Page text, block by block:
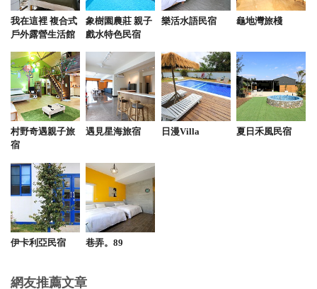
曾家小棧的料理水準很高，CP值不錯，是家庭聚餐或
多人合菜的絕佳選擇！ ​ 戶外停車場還有小動物可以看
2025-11-10 23:50:42
中午收客只到14:00前，老皮嫩肉要趁熱吃，但要小心
汁，涼拌過貓冰涼鮮嫩脆口，整體來說是好吃的。
2025-10-26 14:46:45
很有效率詢問是否接受併桌後， 就寫了菜單等待入
我在這裡 複合式
戶外露營生活館
象樹園農莊 親子
戲水特色民宿
樂活水語民宿 龜地灣旅棧
村野奇遇親子旅
宿
遇見星海旅宿 日漫Villa 夏日禾風民宿
伊卡利亞民宿 巷弄。89
網友推薦文章